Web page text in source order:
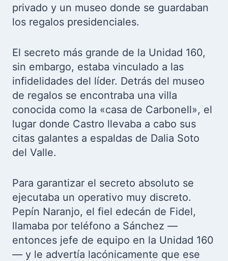
privado y un museo donde se guardaban
los regalos presidenciales.
El secreto más grande de la Unidad 160,
sin embargo, estaba vinculado a las
infidelidades del líder. Detrás del museo
de regalos se encontraba una villa
conocida como la «casa de Carbonell», el
lugar donde Castro llevaba a cabo sus
citas galantes a espaldas de Dalia Soto
del Valle.
Para garantizar el secreto absoluto se
ejecutaba un operativo muy discreto.
Pepín Naranjo, el fiel edecán de Fidel,
llamaba por teléfono a Sánchez —
entonces jefe de equipo en la Unidad 160
— y le advertía lacónicamente que ese